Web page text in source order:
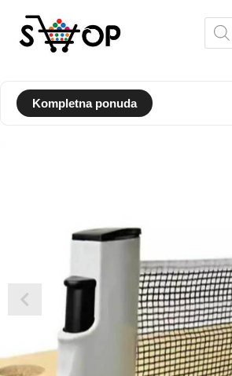
Kompletna ponuda